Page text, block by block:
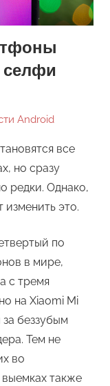
селфи
Android
все
но сразу
редки. Однако,
изменить это.
по
в мире,
с тремя
на Xiaomi Mi
беззубым
Тем не
во
также